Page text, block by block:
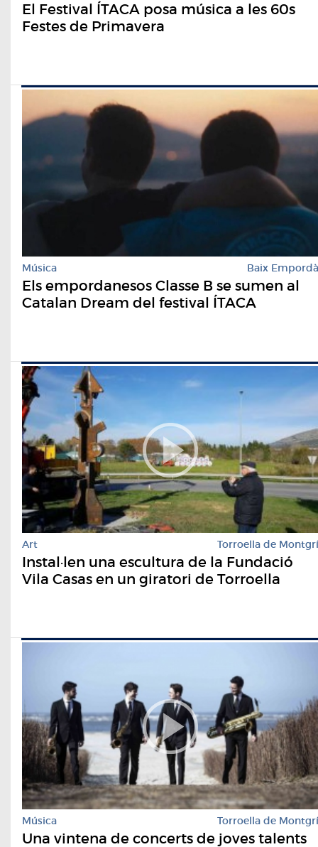
El Festival ÍTACA posa música a les 60s
Festes de Primavera
Música Baix Empordà
Els empordanesos Classe B se sumen al
Catalan Dream del festival ÍTACA
Art Torroella de Montgrí
Instal·len una escultura de la Fundació
Vila Casas en un giratori de Torroella
Música Torroella de Montgrí
Una vintena de concerts de joves talents